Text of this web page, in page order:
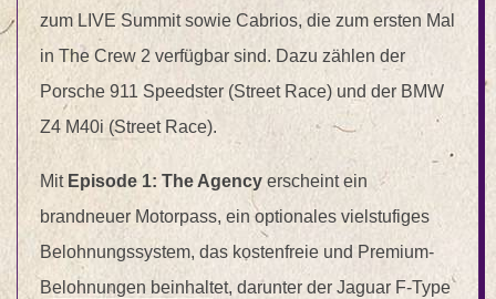
zum LIVE Summit sowie Cabrios, die zum ersten Mal
in The Crew 2 verfügbar sind. Dazu zählen der
Porsche 911 Speedster (Street Race) und der BMW
Z4 M40i (Street Race).
Mit Episode 1: The Agency erscheint ein
brandneuer Motorpass, ein optionales vielstufiges
Belohnungssystem, das kostenfreie und Premium-
Belohnungen beinhaltet, darunter der Jaguar F-Type